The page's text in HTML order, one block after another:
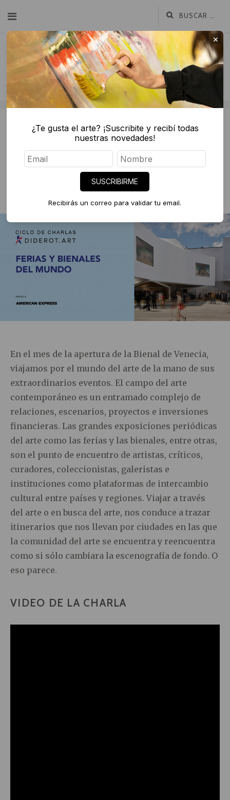
abril 8, 2022
Ferias y Bienales del mundo – Ciclo de
charlas Diderot.art
CHARLAS DE ARTE
En el mes de la apertura de la Bienal de Venecia,
viajamos por el mundo del arte de la mano de sus
extraordinarios eventos. El campo del arte
contemporáneo es un entramado complejo de
relaciones, escenarios, proyectos e inversiones
financieras. Las grandes exposiciones periódicas
del arte como las ferias y las bienales, entre otras,
son el punto de encuentro de artistas, críticos,
curadores, coleccionistas, galeristas e
instituciones como plataformas de intercambio
cultural entre países y regiones. Viajar a través
del arte o en busca del arte, nos conduce a trazar
itinerarios que nos llevan por ciudades en las que
la comunidad del arte se encuentra y reencuentra
como si sólo cambiara la escenografía de fondo. O
eso parece.
VIDEO DE LA CHARLA
×
¿Te gusta el arte? ¡Suscribite y recibí todas
nuestras novedades!
SUSCRIBIRME
Recibirás un correo para validar tu email.